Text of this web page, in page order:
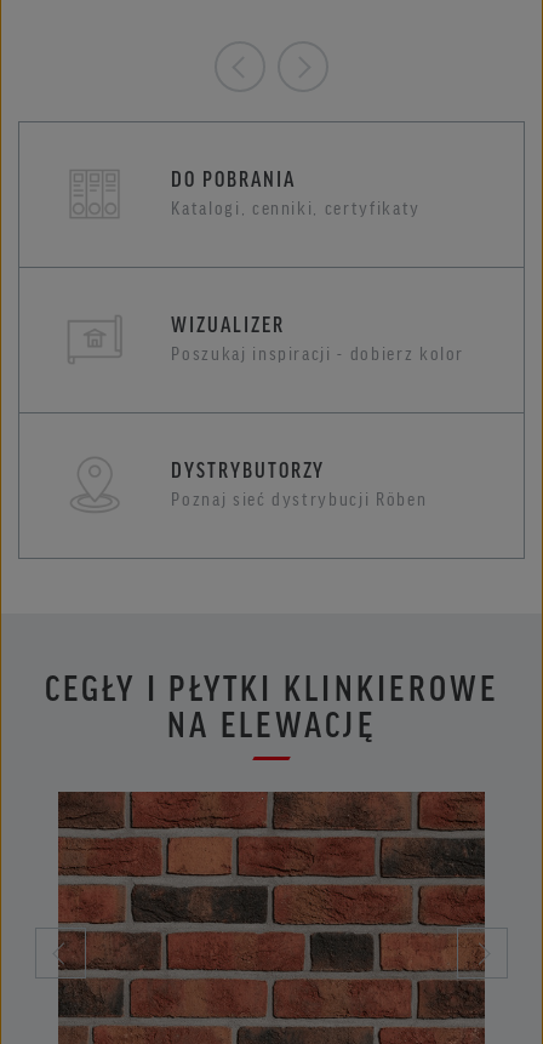
DO POBRANIA
Katalogi, cenniki, certyfikaty
WIZUALIZER
Poszukaj inspiracji - dobierz kolor
DYSTRYBUTORZY
Poznaj sieć dystrybucji Röben
CEGŁY I PŁYTKI KLINKIEROWE
NA ELEWACJĘ